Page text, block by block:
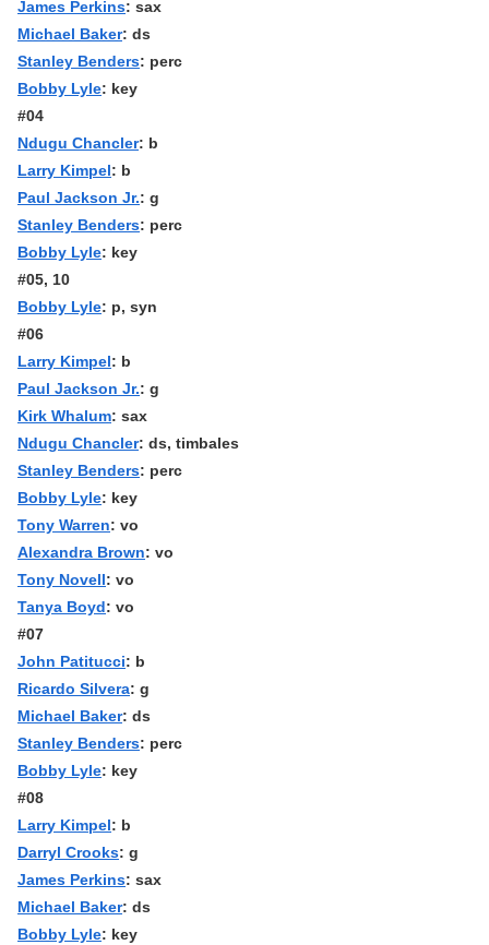
James Perkins: sax
Michael Baker: ds
Stanley Benders: perc
Bobby Lyle: key
#04
Ndugu Chancler: b
Larry Kimpel: b
Paul Jackson Jr.: g
Stanley Benders: perc
Bobby Lyle: key
#05, 10
Bobby Lyle: p, syn
#06
Larry Kimpel: b
Paul Jackson Jr.: g
Kirk Whalum: sax
Ndugu Chancler: ds, timbales
Stanley Benders: perc
Bobby Lyle: key
Tony Warren: vo
Alexandra Brown: vo
Tony Novell: vo
Tanya Boyd: vo
#07
John Patitucci: b
Ricardo Silvera: g
Michael Baker: ds
Stanley Benders: perc
Bobby Lyle: key
#08
Larry Kimpel: b
Darryl Crooks: g
James Perkins: sax
Michael Baker: ds
Bobby Lyle: key